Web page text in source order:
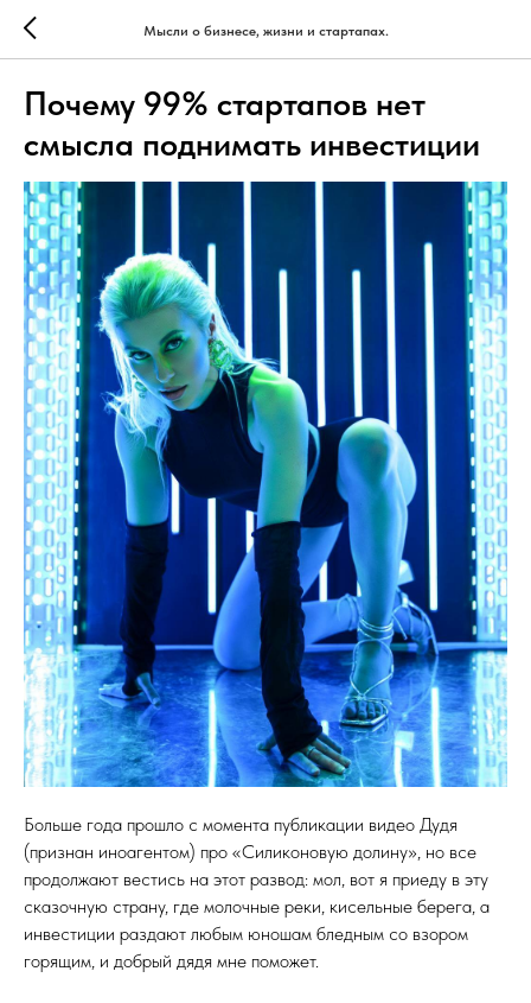
Мысли о бизнесе, жизни и стартапах.
Почему 99% стартапов нет
смысла поднимать инвестиции
Больше года прошло с момента публикации видео Дудя
(признан иноагентом) про «Силиконовую долину», но все
продолжают вестись на этот развод: мол, вот я приеду в эту
сказочную страну, где молочные реки, кисельные берега, а
инвестиции раздают любым юношам бледным со взором
горящим, и добрый дядя мне поможет.